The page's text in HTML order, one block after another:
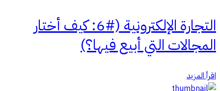
التجارة الإلكترونية (#6: كيف أختار
المجالات التي أبيع فيها؟)
اقرأ المزيد